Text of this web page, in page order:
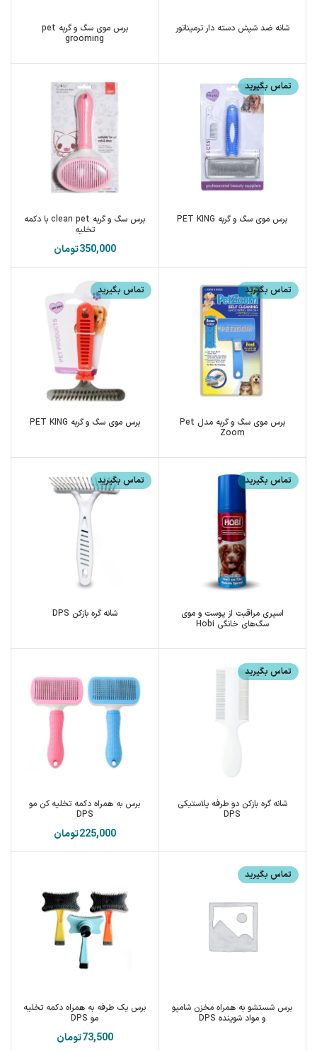
شانه ضد شپش دسته دار ترمیناتور
برس موی سگ و گربه pet
grooming
تماس بگیرید
برس موی سگ و گربه PET KING
برس سگ و گربه clean pet با دکمه
تخلیه
تومان
تماس بگیرید
برس موی سگ و گربه مدل Pet
Zoom
تماس بگیرید
برس موی سگ و گربه PET KING
تماس بگیرید
اسپری مراقبت از پوست و موی
سگ‌های خانگی Hobi
تماس بگیرید
شانه گره بازکن DPS
تماس بگیرید
شانه گره بازکن دو طرفه پلاستیکی
DPS
برس به همراه دکمه تخلیه کن مو
DPS
تومان
تماس بگیرید
برس شستشو به همراه مخزن شامپو
و مواد شوینده DPS
برس یک طرفه به همراه دکمه تخلیه
مو DPS
تومان